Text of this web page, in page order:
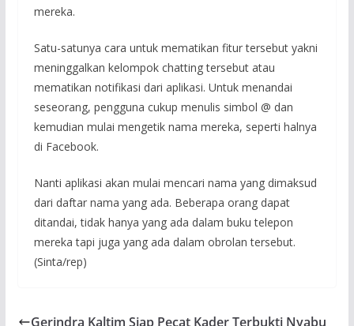
mereka.
Satu-satunya cara untuk mematikan fitur tersebut yakni
meninggalkan kelompok chatting tersebut atau
mematikan notifikasi dari aplikasi. Untuk menandai
seseorang, pengguna cukup menulis simbol @ dan
kemudian mulai mengetik nama mereka, seperti halnya
di Facebook.
Nanti aplikasi akan mulai mencari nama yang dimaksud
dari daftar nama yang ada. Beberapa orang dapat
ditandai, tidak hanya yang ada dalam buku telepon
mereka tapi juga yang ada dalam obrolan tersebut.
(Sinta/rep)
Gerindra Kaltim Siap Pecat Kader Terbukti Nyabu